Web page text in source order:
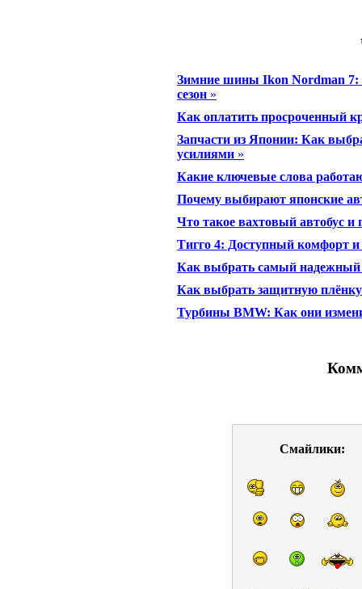
Зимние шины Ikon Nordman 7:
сезон »
Как оплатить просроченный
Запчасти из Японии: Как
усилиями »
Какие ключевые слова
Почему выбирают японские
Что такое вахтовый автобус и
Тигго 4: Доступный комфорт и
Как выбрать самый надежный
Как выбрать защитную
Турбины BMW: Как они
Смайлики: